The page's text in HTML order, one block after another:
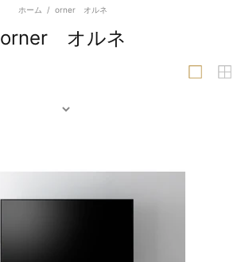
ホーム orner オルネ
orner オルネ